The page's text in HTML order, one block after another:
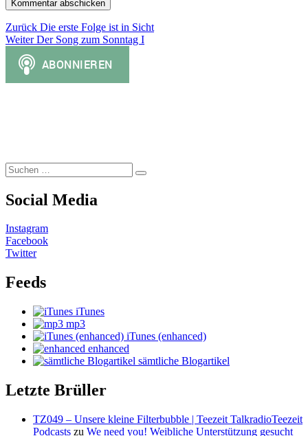
Beitragsnavigation
Zurück Vorheriger
Beitrag:
Die erste Folge ist in Sicht
Weiter Nächster
Der Song zum Sonntag I
Suchen
nach:
Suchen
Social Media
Instagram
Facebook
Twitter
Feeds
iTunes
mp3
iTunes (enhanced)
enhanced
sämtliche Blogartikel
Letzte Brüller
TZ049 – Unsere kleine Filterbubble | Teezeit TalkradioTeezeit
Podcasts zu We need you! Weibliche Unterstützung gesucht